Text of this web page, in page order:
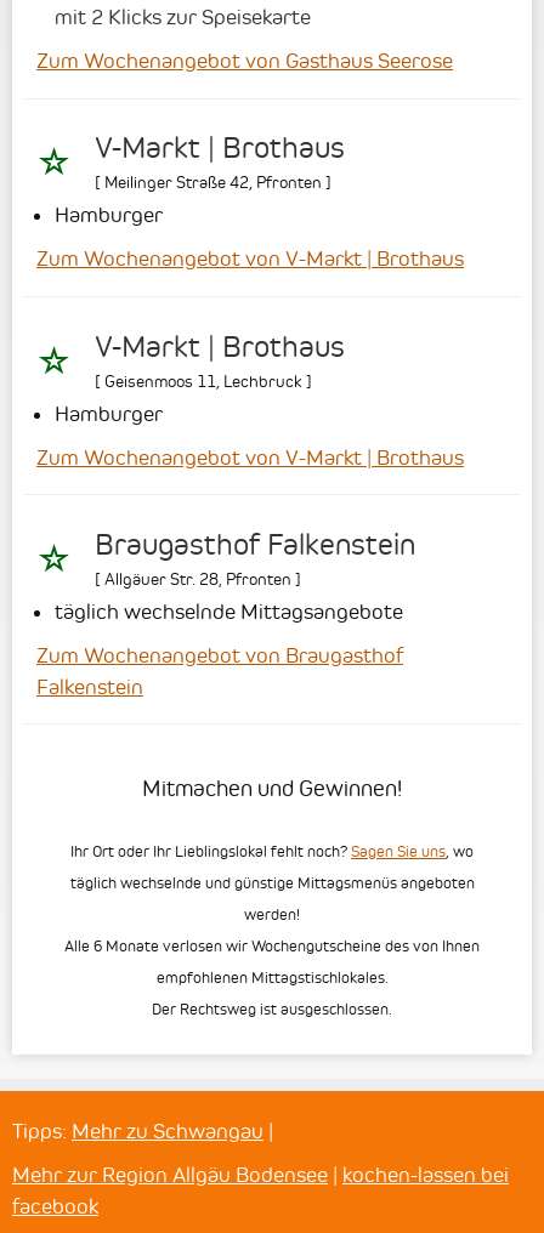
mit 2 Klicks zur Speisekarte
Zum Wochenangebot von Gasthaus Seerose
V-Markt | Brothaus
[ Meilinger Straße 42, Pfronten ]
Hamburger
Zum Wochenangebot von V-Markt | Brothaus
V-Markt | Brothaus
[ Geisenmoos 11 Lechbruck ]
Hamburger
Zum Wochenangebot von V-Markt | Brothaus
Braugasthof Falkenstein
[ Allgäuer Str. 28 Pfronten ]
täglich wechselnde Mittagsangebote
Zum Wochenangebot von Braugasthof
Falkenstein
Mitmachen und Gewinnen!
Ihr Ort oder Ihr Lieblingslokal fehlt noch? Sagen Sie uns, wo
täglich wechselnde und günstige Mittagsmenüs angeboten
werden!
Alle 6 Monate verlosen wir Wochengutscheine des von Ihnen
empfohlenen Mittagstischlokales.
Der Rechtsweg ist ausgeschlossen.
Tipps: Mehr zu Schwangau |
Mehr zur Region Allgäu Bodensee | kochen-lassen bei
facebook